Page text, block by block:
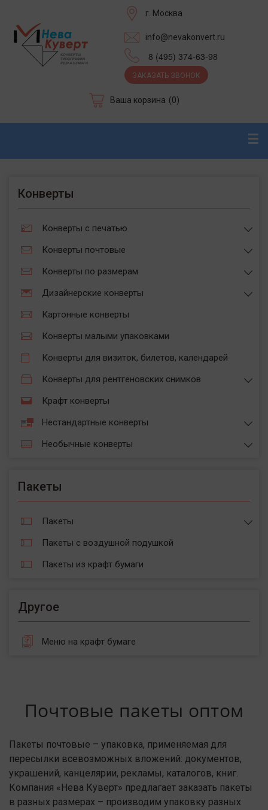
г. Москва
info@nevakonvert.ru
8 (495) 374-63-98
ЗАКАЗАТЬ ЗВОНОК
Ваша корзина (0)
☰
Конверты
Конверты с печатью
Конверты почтовые
Конверты по размерам
Дизайнерские конверты
Картонные конверты
Конверты малыми упаковками
Конверты для визиток, билетов, календарей
Конверты для рентгеновских снимков
Крафт конверты
Нестандартные конверты
Необычные конверты
Пакеты
Пакеты
Пакеты с воздушной подушкой
Пакеты из крафт бумаги
Другое
Меню на крафт бумаге
Почтовые пакеты оптом
Пакеты почтовые – упаковка, применяемая для
пересылки всевозможных вложений: документов,
украшений, канцелярии, рекламы, каталогов, книг.
Компания «Нева Куверт» предлагает заказать пакеты
в разных размерах – производим упаковку разных